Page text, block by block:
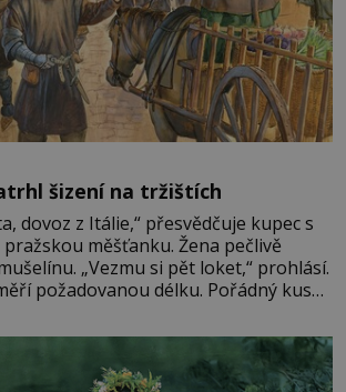
šizení na tržištích
dovoz z Itálie,“ přesvědčuje kupec s
měšťanku. Žena pečlivě
„Vezmu si pět loket,“ prohlásí.
požadovanou délku. Pořádný kus
na sukni,“ zhodnotí švadlena
mušelínu. „Ošidili vás, podívejte.“